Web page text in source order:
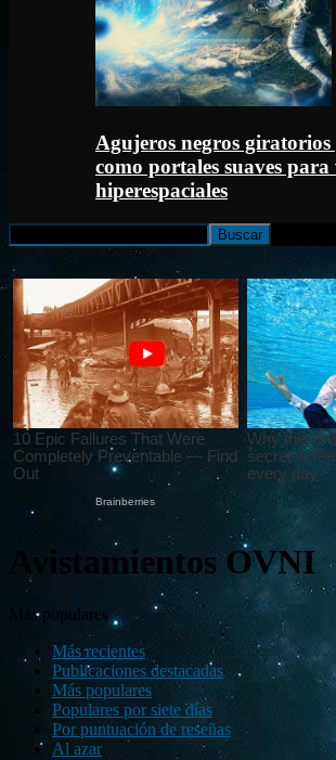
Agujeros negros
como portales suaves para
hiperespaciales
Avistamientos OVNI
Más populares
Más recientes
Publicaciones destacadas
Más populares
Populares por siete días
Por puntuación de reseñas
Al azar